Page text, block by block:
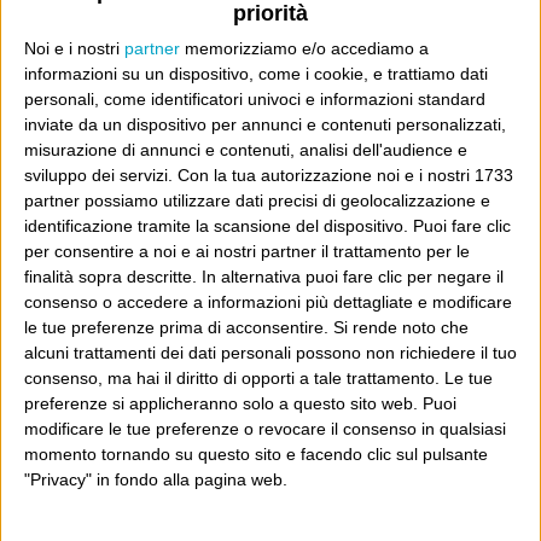
priorità
Noi e i nostri partner memorizziamo e/o accediamo a
informazioni su un dispositivo, come i cookie, e trattiamo dati
personali, come identificatori univoci e informazioni standard
inviate da un dispositivo per annunci e contenuti personalizzati,
misurazione di annunci e contenuti, analisi dell'audience e
sviluppo dei servizi. Con la tua autorizzazione noi e i nostri 1733
partner possiamo utilizzare dati precisi di geolocalizzazione e
identificazione tramite la scansione del dispositivo. Puoi fare clic
per consentire a noi e ai nostri partner il trattamento per le
finalità sopra descritte. In alternativa puoi fare clic per negare il
consenso o accedere a informazioni più dettagliate e modificare
le tue preferenze prima di acconsentire. Si rende noto che
alcuni trattamenti dei dati personali possono non richiedere il tuo
consenso, ma hai il diritto di opporti a tale trattamento. Le tue
preferenze si applicheranno solo a questo sito web. Puoi
modificare le tue preferenze o revocare il consenso in qualsiasi
momento tornando su questo sito e facendo clic sul pulsante
"Privacy" in fondo alla pagina web.
A chi pensi, quando senti dire “patrimoniale”?
Con due pistole caricate a salve e un canestro di parole
Cinquantaquattro contro quarantasei
Info
AI che scrive di Taylor Swift come se fossi io
Filologia di Wittgenstein
Cookie
Informativa sui cookie